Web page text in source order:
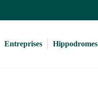
Entreprises Hippodromes